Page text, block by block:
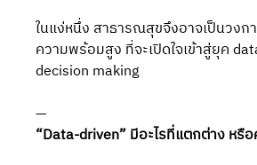
ในแง่หนึ่ง สาธารณสุขจึงอาจเป็นวง
ความพร้อมสูง ที่จะเปิดใจเข้าสู่ยุค
decision making
—
“Data-driven” มีอะไรที่แตกต่าง หรื